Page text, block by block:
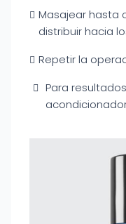
Masajear hasta
distribuir hacia
Repetir la
Para